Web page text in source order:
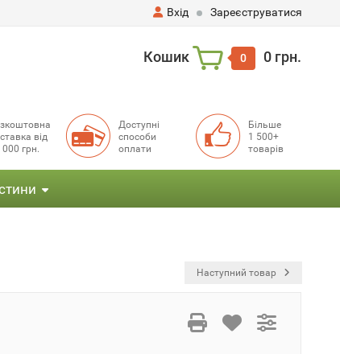
Вхід Зареєструватися
Кошик 0 0 грн.
від
000 грн.
Доступні
способи
оплати
Більше
1 500+
товарів
Наступний товар